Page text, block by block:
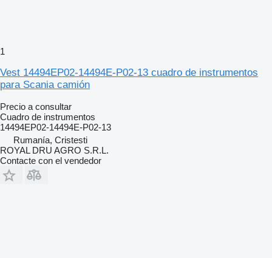
1
Vest 14494EP02-14494E-P02-13 cuadro de instrumentos
para Scania camión
Precio a consultar
Cuadro de instrumentos
14494EP02-14494E-P02-13
Rumanía, Cristesti
ROYAL DRU AGRO S.R.L.
Contacte con el vendedor